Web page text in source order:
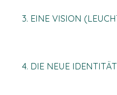
3. EINE VISION
4. DIE NEUE